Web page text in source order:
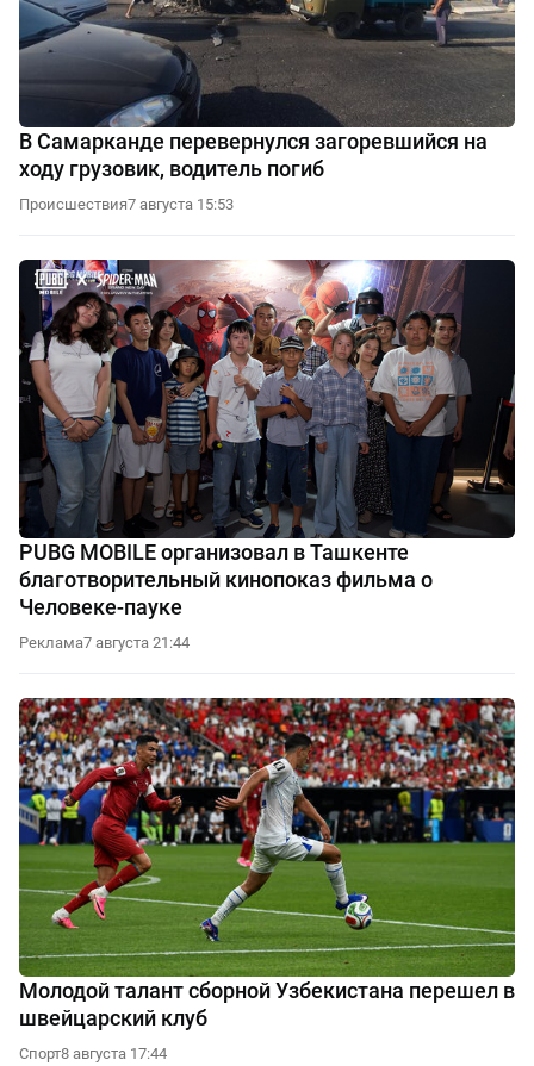
В Самарканде перевернулся загоревшийся на
ходу грузовик, водитель погиб
Происшествия7 августа 15:53
PUBG MOBILE организовал в Ташкенте
благотворительный кинопоказ фильма о
Человеке-пауке
Реклама7 августа 21:44
Молодой талант сборной Узбекистана перешел в
швейцарский клуб
Спорт8 августа 17:44